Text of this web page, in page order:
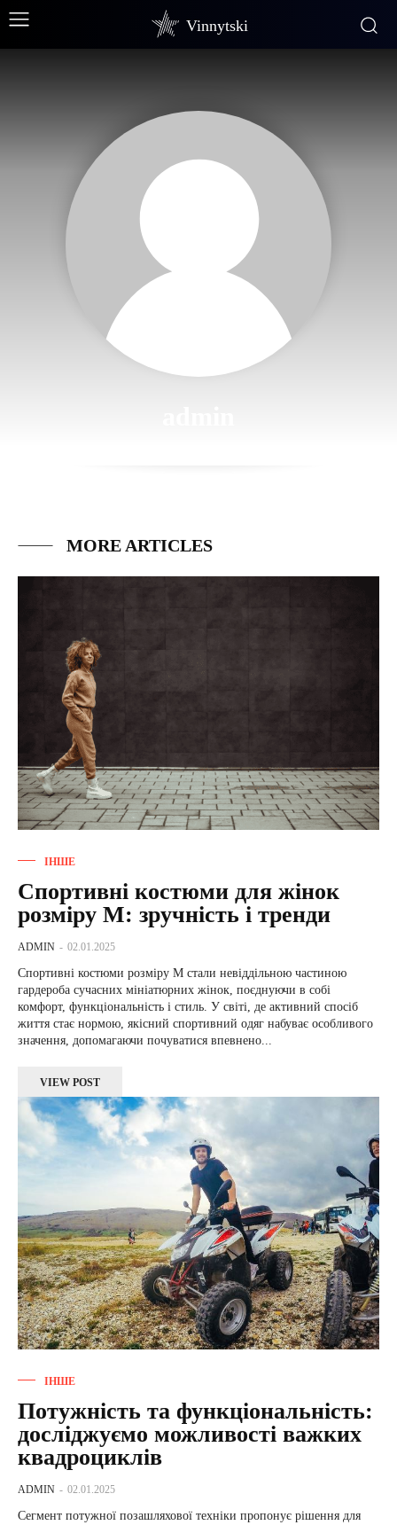
Vinnytski
MORE ARTICLES
ІНШЕ
Спортивні костюми для жінок
розміру M: зручність і тренди
ADMIN - 02.01.2025
Спортивні костюми розміру M стали невіддільною частиною
гардероба сучасних мініатюрних жінок, поєднуючи в собі
комфорт, функціональність і стиль. У світі, де активний спосіб
життя стає нормою, якісний спортивний одяг набуває особливого
значення, допомагаючи почуватися впевнено...
VIEW POST
ІНШЕ
Потужність та функціональність:
досліджуємо можливості важких
квадроциклів
ADMIN - 02.01.2025
Сегмент потужної позашляхової техніки пропонує рішення для